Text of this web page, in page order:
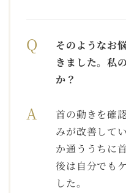
Q
そのようなお
きました。私
か？
A
首の動きを確
みが改善して
か通ううちに
後は自分でも
した。